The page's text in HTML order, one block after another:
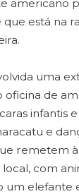
americano
que está na
uma
de
infantis
e
remetem
com
um elefante